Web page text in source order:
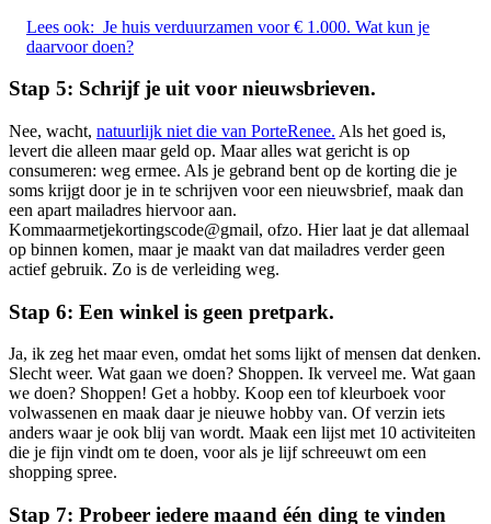
Lees ook: Je huis verduurzamen voor € 1.000. Wat kun je
daarvoor doen?
Stap 5: Schrijf je uit voor nieuwsbrieven.
Nee, wacht, natuurlijk niet die van PorteRenee. Als het goed is,
levert die alleen maar geld op. Maar alles wat gericht is op
consumeren: weg ermee. Als je gebrand bent op de korting die je
soms krijgt door je in te schrijven voor een nieuwsbrief, maak dan
een apart mailadres hiervoor aan.
Kommaarmetjekortingscode@gmail, ofzo. Hier laat je dat allemaal
op binnen komen, maar je maakt van dat mailadres verder geen
actief gebruik. Zo is de verleiding weg.
Stap 6: Een winkel is geen pretpark.
Ja, ik zeg het maar even, omdat het soms lijkt of mensen dat denken.
Slecht weer. Wat gaan we doen? Shoppen. Ik verveel me. Wat gaan
we doen? Shoppen! Get a hobby. Koop een tof kleurboek voor
volwassenen en maak daar je nieuwe hobby van. Of verzin iets
anders waar je ook blij van wordt. Maak een lijst met 10 activiteiten
die je fijn vindt om te doen, voor als je lijf schreeuwt om een
shopping spree.
Stap 7: Probeer iedere maand één ding te vinden